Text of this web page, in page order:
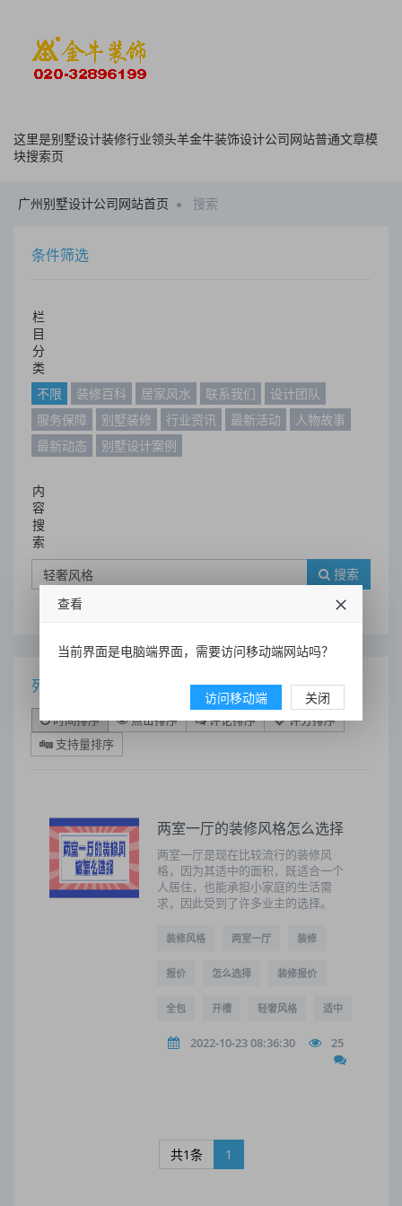
这里是别墅设计装修行业领头羊金牛装饰设计公司网站普通文章模
块搜索页
广州别墅设计公司网站首页 搜索
条件筛选
栏
目
分
类
不限
装修百科 居家风水 联系我们
设计团队
服务保障
别墅装修 行业资讯 最新活动
人物故事
最新动态
别墅设计案例
内
容
搜
索
搜索
列表
时间排序 点击排序 评论排序
评分排序
支持量排序
两室一厅的装修风格怎么选择
两室一厅是现在比较流行的装修风
格，因为其适中的面积，既适合一个
人居住，也能承担小家庭的生活需
求，因此受到了许多业主的选择。
装修风格 两室一厅 装修
报价 怎么选择 装修报价
全包 开槽 轻奢风格 适中
2022-10-23 08:36:30 25
共1条 1
查看
当前界面是电脑端界面，需要访问移动端网站吗？
访问移动端 关闭